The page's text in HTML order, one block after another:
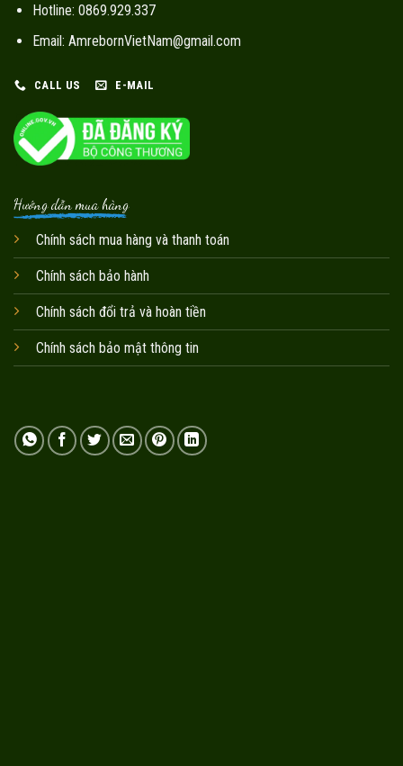
Hotline: 0869.929.337
Email: AmrebornVietNam@gmail.com
CALL US E-MAIL
Hướng dẫn mua hàng
Chính sách mua hàng và thanh toán
Chính sách bảo hành
Chính sách đổi trả và hoàn tiền
Chính sách bảo mật thông tin